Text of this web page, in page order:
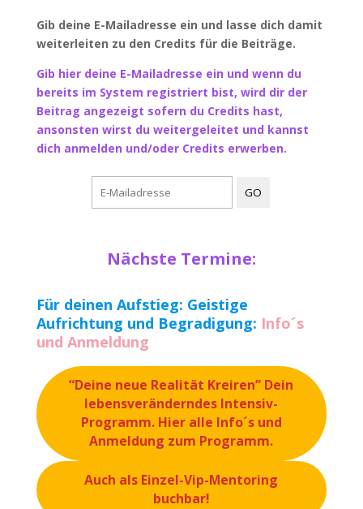
Gib deine E-Mailadresse ein und lasse dich damit
weiterleiten zu den Credits für die Beiträge.
Gib hier deine E-Mailadresse ein und wenn du
bereits im System registriert bist, wird dir der
Beitrag angezeigt sofern du Credits hast,
ansonsten wirst du weitergeleitet und kannst
dich anmelden und/oder Credits erwerben.
Nächste Termine:
Für deinen Aufstieg: Geistige
Aufrichtung und Begradigung: Info´s
und Anmeldung
“Deine neue Realität Kreiren” Dein
lebensveränderndes Intensiv-
Programm. Hier alle Info´s und
Anmeldung zum Programm.
Auch als Einzel-Vip-Mentoring
buchbar!